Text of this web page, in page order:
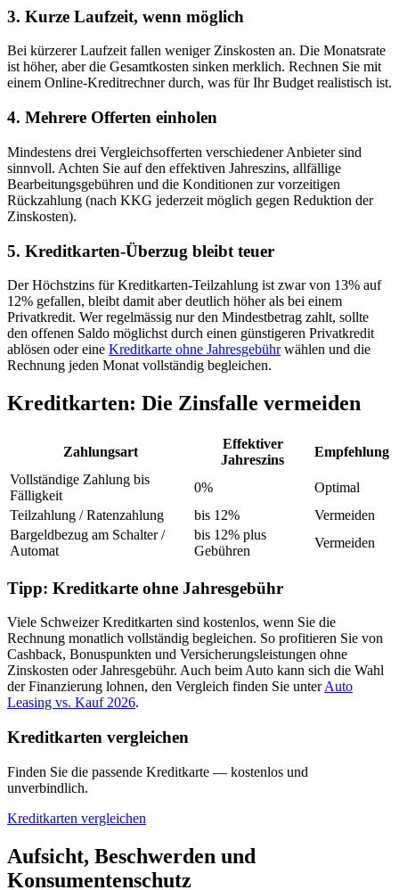
3. Kurze Laufzeit, wenn möglich
Bei kürzerer Laufzeit fallen weniger Zinskosten an. Die Monatsrate
ist höher, aber die Gesamtkosten sinken merklich. Rechnen Sie mit
einem Online-Kreditrechner durch, was für Ihr Budget realistisch ist.
4. Mehrere Offerten einholen
Mindestens drei Vergleichsofferten verschiedener Anbieter sind
sinnvoll. Achten Sie auf den effektiven Jahreszins, allfällige
Bearbeitungsgebühren und die Konditionen zur vorzeitigen
Rückzahlung (nach KKG jederzeit möglich gegen Reduktion der
Zinskosten).
5. Kreditkarten-Überzug bleibt teuer
Der Höchstzins für Kreditkarten-Teilzahlung ist zwar von 13% auf
12% gefallen, bleibt damit aber deutlich höher als bei einem
Privatkredit. Wer regelmässig nur den Mindestbetrag zahlt, sollte
den offenen Saldo möglichst durch einen günstigeren Privatkredit
ablösen oder eine Kreditkarte ohne Jahresgebührwählen und die
Rechnung jeden Monat vollständig begleichen.
Kreditkarten: Die Zinsfalle vermeiden
Zahlungsart
Effektiver
Jahreszins
Empfehlung
Vollständige Zahlung bis
Fälligkeit
0%
Optimal
Teilzahlung / Ratenzahlung
bis 12%
Vermeiden
Bargeldbezug am Schalter /
Automat
bis 12% plus
Gebühren
Vermeiden
Tipp: Kreditkarte ohne Jahresgebühr
Viele Schweizer Kreditkarten sind kostenlos, wenn Sie die
Rechnung monatlich vollständig begleichen. So profitieren Sie von
Cashback, Bonuspunkten und Versicherungsleistungen ohne
Zinskosten oder Jahresgebühr. Auch beim Auto kann sich die Wahl
der Finanzierung lohnen, den Vergleich finden Sie unterAuto
Leasing vs. Kauf 2026.
Kreditkarten vergleichen
Finden Sie die passende Kreditkarte — kostenlos und
unverbindlich.
Kreditkarten vergleichen
Aufsicht, Beschwerden und
Konsumentenschutz